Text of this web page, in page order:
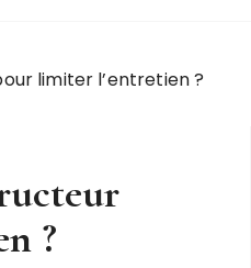
limiter l’entretien ?
?